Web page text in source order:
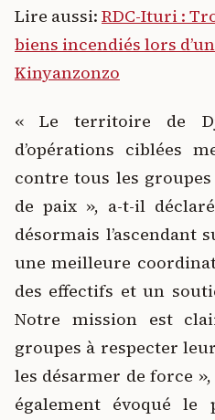
Lire aussi: RDC-Ituri :
biens incendiés lors
Kinyanzonzo
« Le territoire de
d’opérations ciblées
contre tous les
de paix », a-t-il
désormais l’ascendant
une meilleure
des effectifs et un
Notre mission est
groupes à respecter
les désarmer de force
également évoqué le